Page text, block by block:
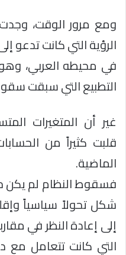
ومع مرور الوقت،
الرؤية التي كانت تدعو
في محيطه العربي،
التطبيع التي سبقت
غير أن المتغيرات
قلبت كثيراً من
الماضية.
فسقوط النظام لم يكن
شكل تحولاً سياسياً
إلى إعادة النظر في
التي كانت تتعامل